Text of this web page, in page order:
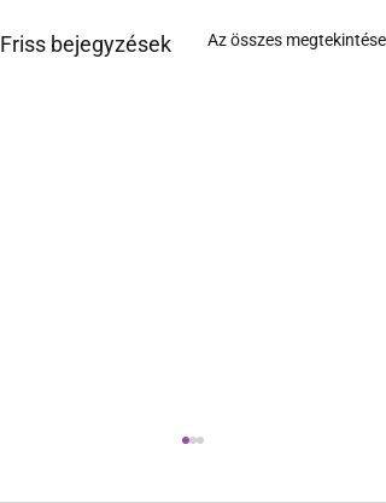
Friss bejegyzések Az összes megtekintése